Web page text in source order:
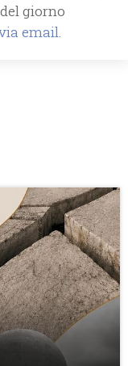
giorno
email.